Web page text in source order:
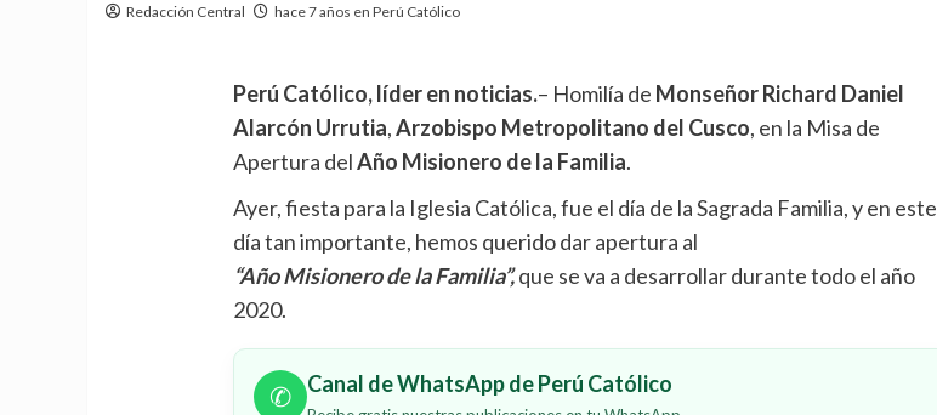
Redacción Central hace 7 años en Perú Católico
Perú Católico, líder en noticias.– Homilía de Monseñor Richard Daniel
Alarcón Urrutia,Arzobispo Metropolitano del Cusco, en la Misa de
Apertura delAño Misionero de la Familia.
Ayer, fiesta para la Iglesia Católica, fue el día de la Sagrada Familia, y en este
día tan importante, hemos querido dar apertura al
“Año Misionero de la Familia”,que se va a desarrollar durante todo el año
2020.
✆ Canal de WhatsApp de Perú Católico